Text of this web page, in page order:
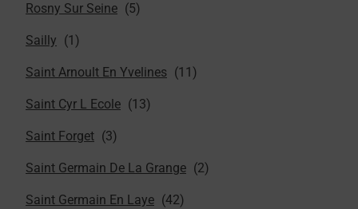
Rosny Sur Seine
Sailly
Saint Arnoult En Yvelines
Saint Cyr L Ecole
Saint Forget
Saint Germain De La Grange
Saint Germain En Laye